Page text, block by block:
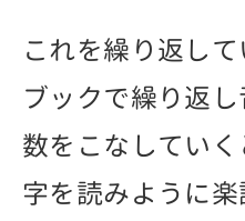
これを繰り返し
ブックで繰り返
数をこなしてい
字を読みように